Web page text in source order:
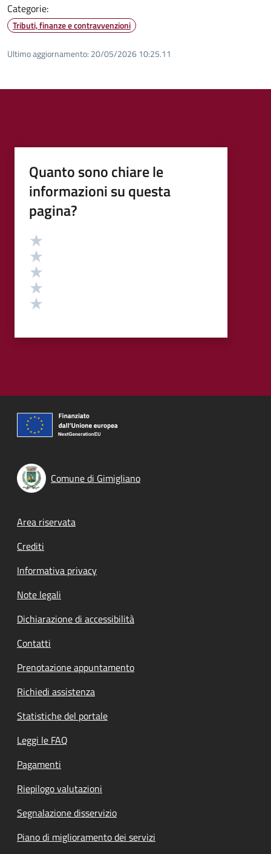
Categorie:
Tributi, finanze e contravvenzioni
Ultimo aggiornamento: 20/05/2026 10:25.11
Quanto sono chiare le
informazioni su questa
pagina?
Valutazione
Comune di Gimigliano
Footer menu
Area riservata
Crediti
Informativa privacy
Note legali
Dichiarazione di accessibilità
Contatti
Prenotazione appuntamento
Richiedi assistenza
Statistiche del portale
Leggi le FAQ
Pagamenti
Riepilogo valutazioni
Segnalazione disservizio
Piano di miglioramento dei servizi